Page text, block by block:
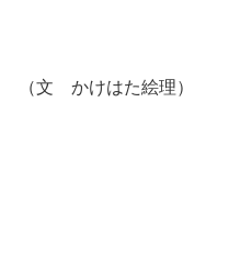
（文 かけはた絵理）